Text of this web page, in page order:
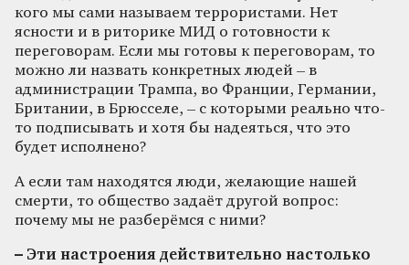
кого мы сами называем террористами. Нет
ясности и в риторике МИД о готовности к
переговорам. Если мы готовы к переговорам, то
можно ли назвать конкретных людей – в
администрации Трампа, во Франции, Германии,
Британии, в Брюсселе, – с которыми реально что-
то подписывать и хотя бы надеяться, что это
будет исполнено?
А если там находятся люди, желающие нашей
смерти, то общество задаёт другой вопрос:
почему мы не разберёмся с ними?
– Эти настроения действительно настолько